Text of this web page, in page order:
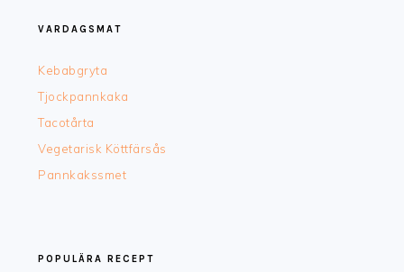
VARDAGSMAT
Kebabgryta
Tjockpannkaka
Tacotårta
Vegetarisk Köttfärsås
Pannkakssmet
POPULÄRA RECEPT